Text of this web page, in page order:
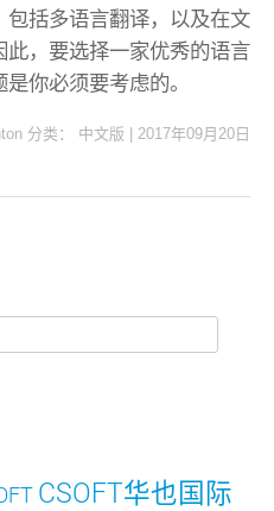
括多语言翻译，以及在文
，要选择一家优秀的语言
你必须要考虑的。
分类： 中文版 2017年09月20日
CSOFT华也国际